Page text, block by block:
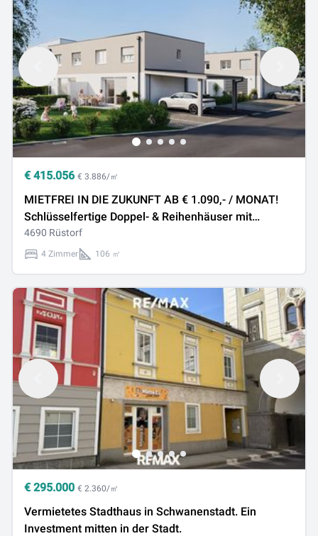
€ 415.056 € 3.886/㎡
MIETFREI IN DIE ZUKUNFT AB € 1.090,- / MONAT!
Schlüsselfertige Doppel- & Reihenhäuser mit
großzügige Gartenfläche in attraktiver Lage in
Rüstorf / Schwanenstadt
4690 Rüstorf
4 Zimmer 106 ㎡
€ 295.000 € 2.360/㎡
Vermietetes Stadthaus in Schwanenstadt. Ein
Investment mitten in der Stadt.